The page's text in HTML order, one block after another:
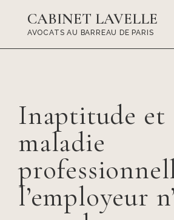
CABINET LAVELLE
AVOCATS AU BARREAU DE PARIS
Inaptitude et
maladie
l’employeur